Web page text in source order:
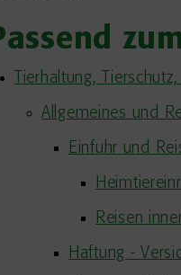
Tierhaltung,
Allgemeines und
Einfuhr und
Reisen
Haftung -